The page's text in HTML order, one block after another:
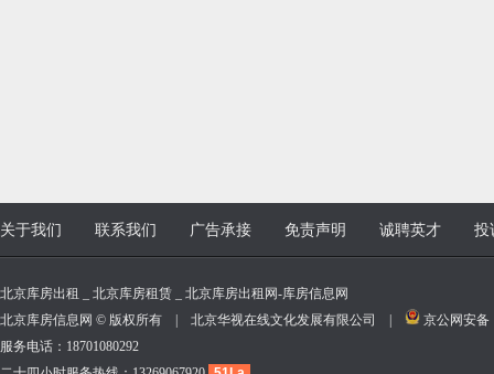
关于我们 联系我们 广告承接 免责声明 诚聘英才 投
北京库房出租 _ 北京库房租赁 _ 北京库房出租网-库房信息网
北京库房信息网 © 版权所有 | 北京华视在线文化发展有限公司 |
京公网安备
服务电话：18701080292